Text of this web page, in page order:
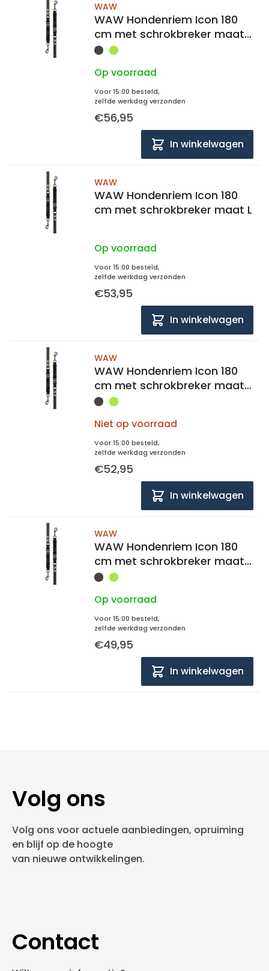
WAW
WAW Hondenriem Icon 180
cm met schrokbreker maat
XL
Op voorraad
Voor 15:00 besteld,
zelfde werkdag verzonden
€56,95
In winkelwagen
WAW
WAW Hondenriem Icon 180
cm met schrokbreker maat L
Op voorraad
Voor 15:00 besteld,
zelfde werkdag verzonden
€53,95
In winkelwagen
WAW
WAW Hondenriem Icon 180
cm met schrokbreker maat
M
Niet op voorraad
Voor 15:00 besteld,
zelfde werkdag verzonden
€52,95
In winkelwagen
WAW
WAW Hondenriem Icon 180
cm met schrokbreker maat
S
Op voorraad
Voor 15:00 besteld,
zelfde werkdag verzonden
€49,95
In winkelwagen
Volg ons
Volg ons voor actuele aanbiedingen, opruiming
en blijf op de hoogte
van nieuwe ontwikkelingen.
Contact